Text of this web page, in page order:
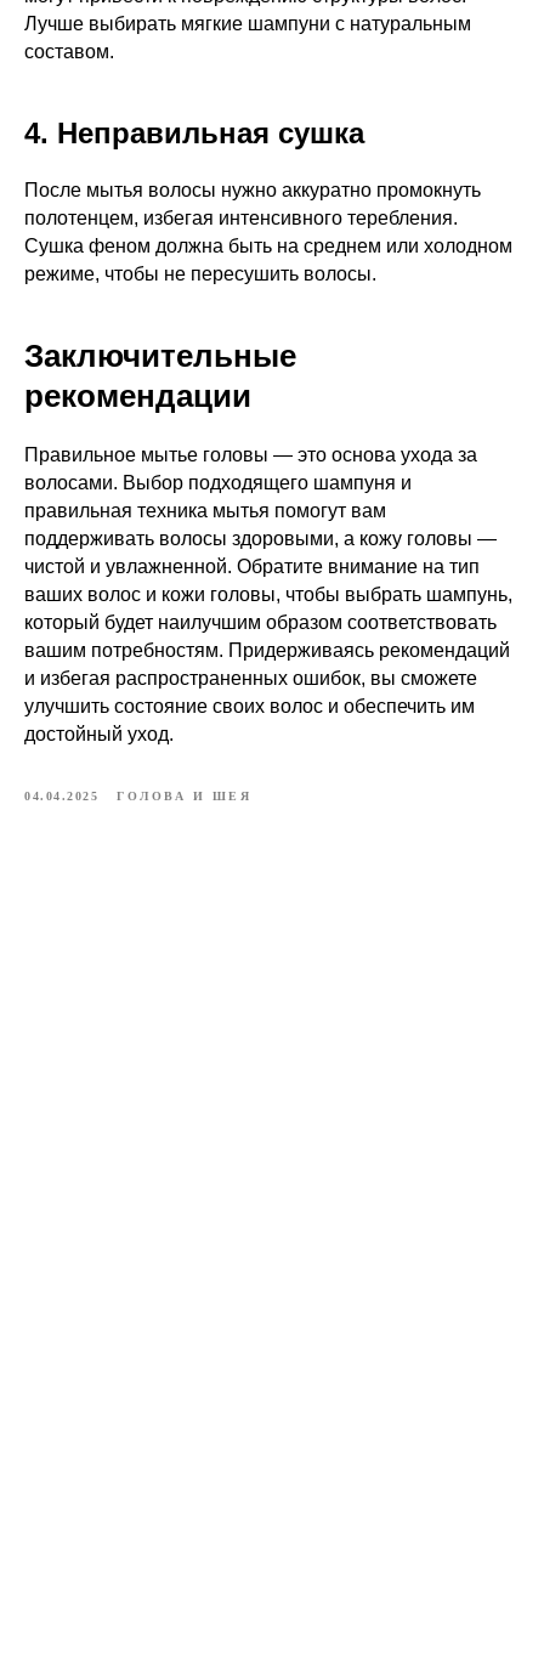
Лучше выбирать мягкие шампуни с натуральным
составом.
4. Неправильная сушка
После мытья волосы нужно аккуратно промокнуть
полотенцем, избегая интенсивного теребления.
Сушка феном должна быть на среднем или холодном
режиме, чтобы не пересушить волосы.
Заключительные
рекомендации
Правильное мытье головы — это основа ухода за
волосами. Выбор подходящего шампуня и
правильная техника мытья помогут вам
поддерживать волосы здоровыми, а кожу головы —
чистой и увлажненной. Обратите внимание на тип
ваших волос и кожи головы, чтобы выбрать шампунь,
который будет наилучшим образом соответствовать
вашим потребностям. Придерживаясь рекомендаций
и избегая распространенных ошибок, вы сможете
улучшить состояние своих волос и обеспечить им
достойный уход.
04.04.2025 ГОЛОВА И ШЕЯ